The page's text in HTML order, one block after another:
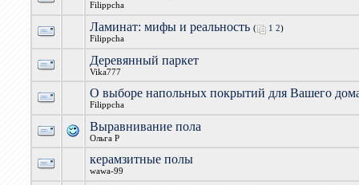
Filippcha
Ламинат: мифы и реальность ( 1 2)
Filippcha
Деревянный паркет
Vika777
О выборе напольных покрытий для Вашего
Filippcha
Выравнивание пола
Ольга Р
керамзитные полы
wawa-99